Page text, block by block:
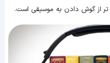
از گوش دادن به موسیقی است.